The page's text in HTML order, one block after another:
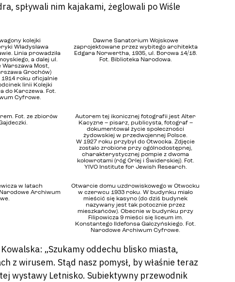
spływali nim kajakami, żeglowali po Wiśle
kolejki
Władysława
Linia prowadziła
a dalej ul.
Most,
Grochów)
1914 roku oficjalnie
linii Kolejki
do Karczewa. Fot.
Cyfrowe.
Dawne Sanatorium Wojskowe
zaprojektowane przez wybitego architekta
Edgara Norwertha, 1935, ul. Borowa 14/18.
Fot. Biblioteka Narodowa.
Fot. ze zbiorów
Autorem tej ikonicznej fotografii jest Alter
Kacyzne – pisarz, publicysta, fotograf –
dokumentował życie społeczności
żydowskiej w przedwojennej Polsce.
W 1927 roku przybył do Otwocka. Zdjęcie
zostało zrobione przy ogólnodostępnej,
charakterystycznej pompie z dwoma
kołowrotami (róg Orlej i Świderskiej). Fot.
YIVO Institute for Jewish Research.
w latach
Archiwum
Otwarcie domu uzdrowiskowego w Otwocku
w czerwcu 1933 roku. W budynku miało
mieścić się kasyno (do dziś budynek
nazywany jest tak potocznie przez
mieszkańców). Obecnie w budynku przy
Filipowicza 9 mieści się liceum im.
Konstantego Ildefonsa Gałczyńskiego. Fot.
Narodowe Archiwum Cyfrowe.
„Szukamy oddechu blisko miasta,
z wirusem. Stąd nasz pomysł, by właśnie teraz
wystawy Letnisko. Subiektywny przewodnik